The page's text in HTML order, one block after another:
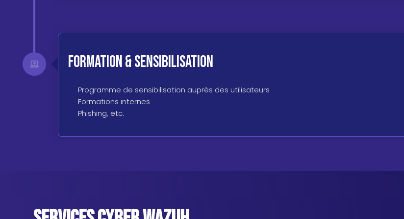
Formation & sensibilisation
Programme de sensibilisation auprès des utilisateurs
Formations internes
Phishing, etc.